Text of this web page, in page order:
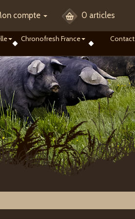
compte 0 articles
Chronofresh France Contact